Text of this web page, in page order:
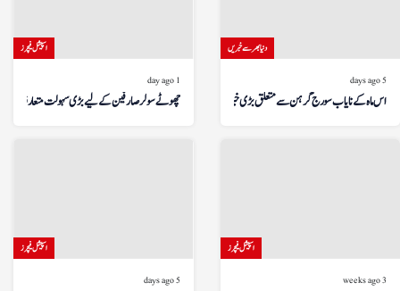
اسپیشل فیچرز
1 day ago
چھوٹے سولر صارفین کے لیے بڑی سہولت متعارف
دنیا بھر سے خبریں
5 days ago
اس ماہ کے نایاب سورج گرہن سے متعلق بڑی خبر!
اسپیشل فیچرز
5 days ago
اسپیشل فیچرز
3 weeks ago